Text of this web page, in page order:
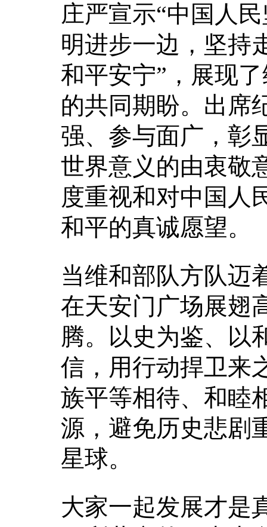
庄严宣示“中国人
明进步一边，坚持
和平安宁”，展现
的共同期盼。出席
强、参与面广，彰
世界意义的由衷敬
度重视和对中国人
和平的真诚愿望。
当维和部队方队迈
在天安门广场展翅
腾。以史为鉴、以
信，用行动捍卫来
族平等相待、和睦
源，避免历史悲剧
星球。
大家一起发展才是